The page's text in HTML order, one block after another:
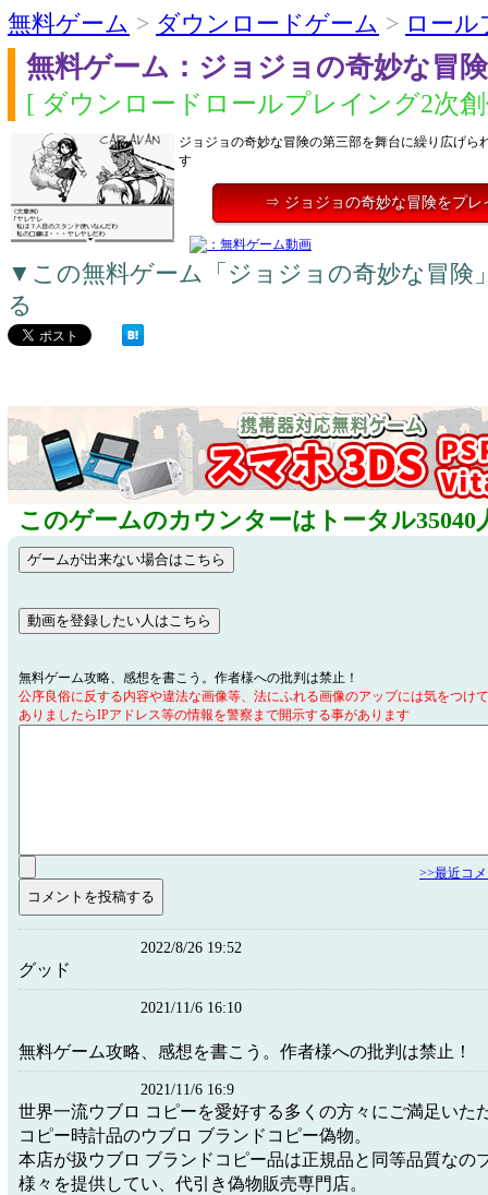
無料ゲーム > ダウンロードゲーム > ロー
無料ゲーム：ジョジョの奇妙な冒険
[ ダウンロードロールプレイング2次
ジョジョの奇妙な冒険の第三部を舞台に繰り広げら
す
⇒ ジョジョの奇妙な冒険をプレ
▼この無料ゲーム「ジョジョの奇妙な冒険
る
このゲームのカウンターはトータル35040
無料ゲーム攻略、感想を書こう。作者様への批判は禁止！
公序良俗に反する内容や違法な画像等、法にふれる画像のアップには気をつけ
ありましたらIPアドレス等の情報を警察まで開示する事があります
>>最近コ
2022/8/26 19:52
グッド
2021/11/6 16:10
無料ゲーム攻略、感想を書こう。作者様への批判は禁止！
2021/11/6 16:9
世界一流ウブロ コピーを愛好する多くの方々にご満足いた
コピー時計品のウブロ ブランドコピー偽物。
本店が扱ウブロ ブランドコピー品は正規品と同等品質なの
様々を提供してい、代引き偽物販売専門店。